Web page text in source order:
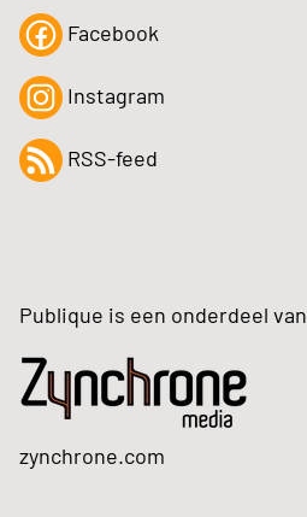
Facebook
Instagram
RSS-feed
Publique is een onderdeel van
zynchrone.com